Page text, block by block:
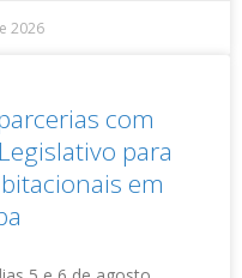
2026
com
para
em